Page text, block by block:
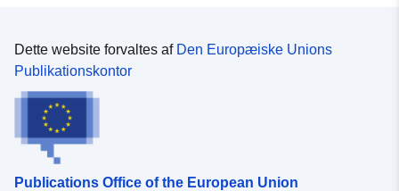
Dette website forvaltes af Den Europæiske Unions
Publikationskontor
Publications Office of the European Union